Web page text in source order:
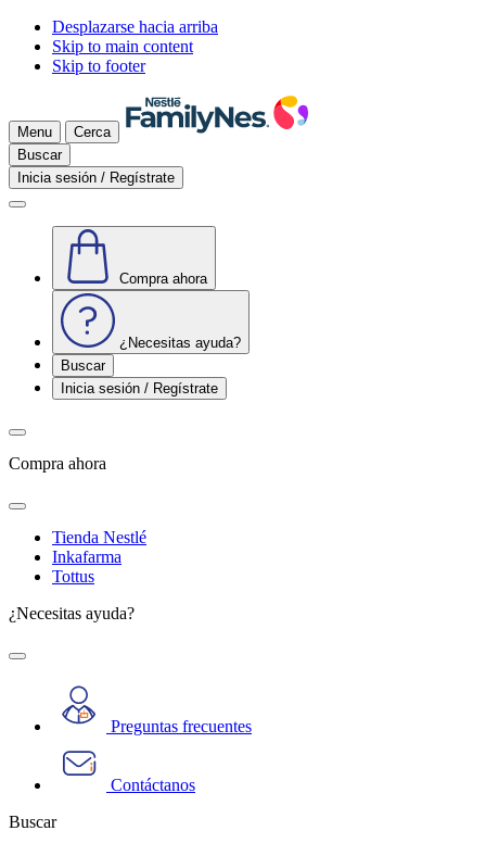
Desplazarse hacia arriba
Skip to main content
Skip to footer
Menu
Cerca
Buscar
Inicia sesión / Regístrate
Compra ahora
¿Necesitas ayuda?
Buscar
Inicia sesión / Regístrate
Compra ahora
Tienda Nestlé
Inkafarma
Tottus
¿Necesitas ayuda?
Preguntas frecuentes
Contáctanos
Buscar